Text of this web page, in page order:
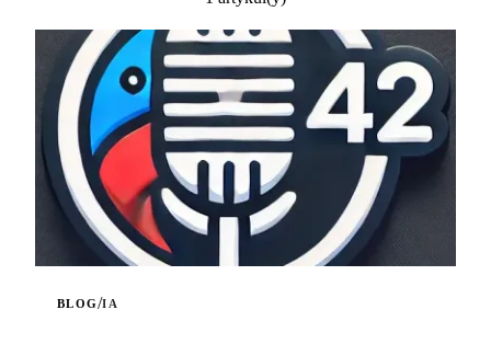
BLOG/IA